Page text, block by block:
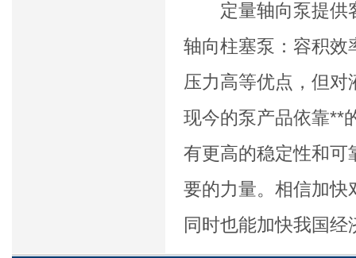
定量轴向泵提供客
轴向柱塞泵：容积效
压力高等优点，但对
现今的泵产品依靠**
有更高的稳定性和可
要的力量。相信加快
同时也能加快我国经